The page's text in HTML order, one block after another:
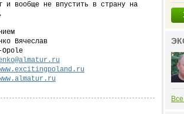
и вообще не впустить в страну на
Вячеслав